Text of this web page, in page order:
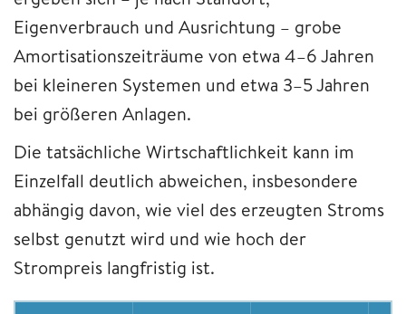
Eigenverbrauch und Ausrichtung – grobe
Amortisationszeiträume von etwa 4–6 Jahren
bei kleineren Systemen und etwa 3–5 Jahren
bei größeren Anlagen.
Die tatsächliche Wirtschaftlichkeit kann im
Einzelfall deutlich abweichen, insbesondere
abhängig davon, wie viel des erzeugten Stroms
selbst genutzt wird und wie hoch der
Strompreis langfristig ist.